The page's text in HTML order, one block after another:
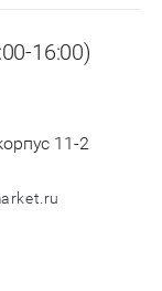
16:00)
11-2